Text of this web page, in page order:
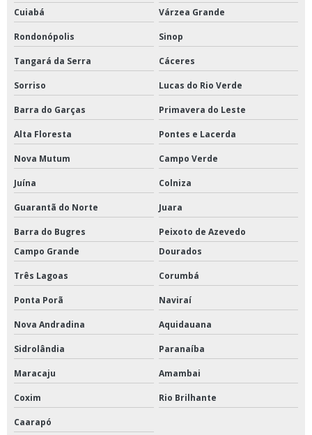
Cuiabá
Várzea Grande
Rondonópolis Sinop
Tangará da Serra Cáceres
Sorriso Lucas do Rio Verde
Barra do Garças Primavera do Leste
Alta Floresta Pontes e Lacerda
Nova Mutum Campo Verde
Juína Colniza
Guarantã do Norte Juara
Barra do Bugres
Peixoto de Azevedo
Campo Grande
Dourados
Três Lagoas Corumbá
Ponta Porã Naviraí
Nova Andradina Aquidauana
Sidrolândia Paranaíba
Maracaju Amambai
Coxim Rio Brilhante
Caarapó